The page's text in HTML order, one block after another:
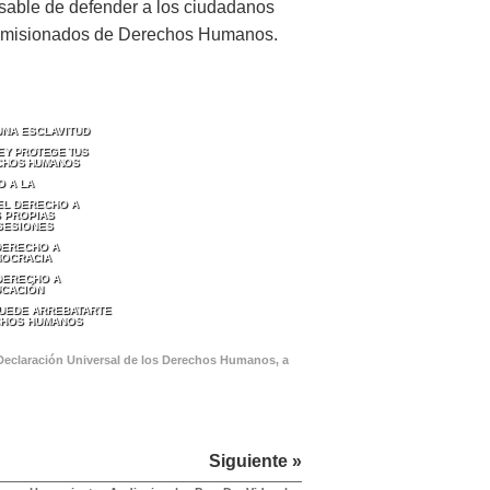
de defender a los ciudadanos
de Derechos Humanos.
ESCLAVITUD
PROTEGE TUS
HUMANOS
A LA
DERECHO A
PROPIAS
A
A
ARREBATARTE
HUMANOS
Universal de los Derechos Humanos, a
Siguiente »